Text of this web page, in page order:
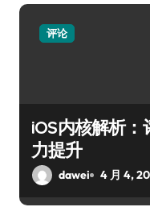
评论
iOS内核解析
力提升
dawei 4 月 4,